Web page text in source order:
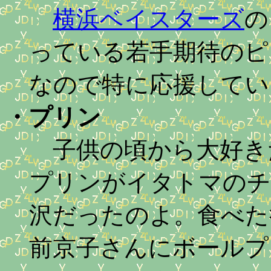
横浜ベイスターズ
っている若手期待の
なので特に応援して
・プリン
子供の頃から大好き
プリンがイタトマの
沢だったのよ。食べ
前京子さんにボール